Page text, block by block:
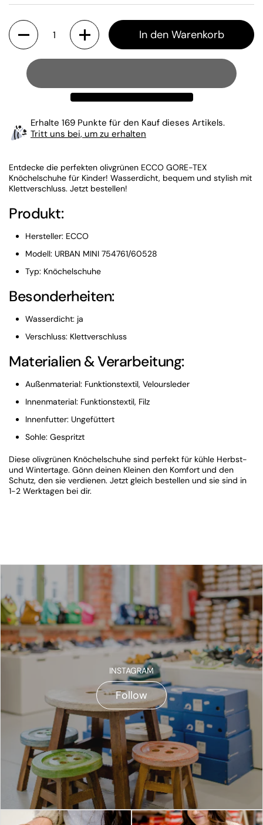
Anzahl
In den Warenkorb
Erhalte 169 Punkte für den Kauf dieses Artikels.
Tritt uns bei, um zu erhalten
Entdecke die perfekten olivgrünen ECCO GORE-TEX
Knöchelschuhe für Kinder! Wasserdicht, bequem und stylish mit
Klettverschluss. Jetzt bestellen!
Produkt:
Hersteller: ECCO
Modell: URBAN MINI 754761/60528
Typ: Knöchelschuhe
Besonderheiten:
Wasserdicht: ja
Verschluss: Klettverschluss
Materialien & Verarbeitung:
Außenmaterial: Funktionstextil, Veloursleder
Innenmaterial: Funktionstextil, Filz
Innenfutter: Ungefüttert
Sohle: Gespritzt
Diese olivgrünen Knöchelschuhe sind perfekt für kühle Herbst-
und Wintertage. Gönn deinen Kleinen den Komfort und den
Schutz, den sie verdienen. Jetzt gleich bestellen und sie sind in
1-2 Werktagen bei dir.
INSTAGRAM
Follow